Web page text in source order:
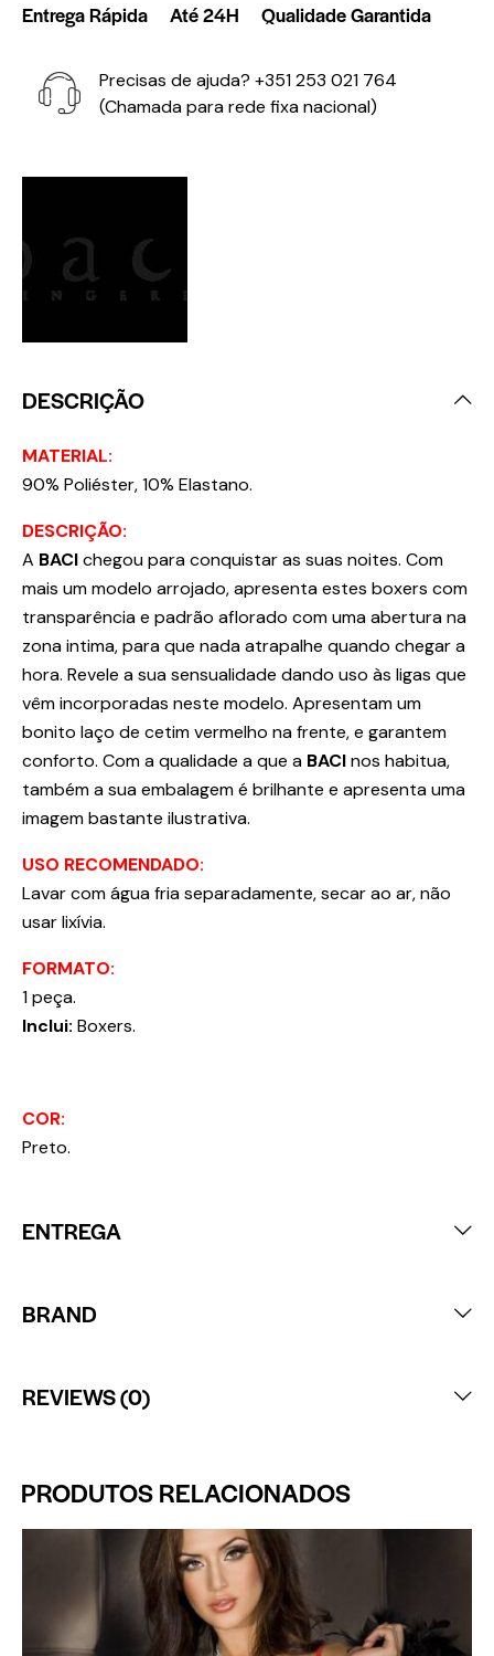
Entrega Rápida Até 24H Qualidade Garantida
Precisas de ajuda? +351 253 021 764
(Chamada para rede fixa nacional)
DESCRIÇÃO
MATERIAL:
90% Poliéster, 10% Elastano.
DESCRIÇÃO:
A BACIchegou para conquistar as suas noites. Com
mais um modelo arrojado, apresenta estes boxers com
transparência e padrão aflorado com uma abertura na
zona intima, para que nada atrapalhe quando chegar a
hora. Revele a sua sensualidade dando uso às ligas que
vêm incorporadas neste modelo. Apresentam um
bonito laço de cetim vermelho na frente, e garantem
conforto. Com a qualidade a que a BACInos habitua,
também a sua embalagem é brilhante e apresenta uma
imagem bastante ilustrativa.
USO RECOMENDADO:
Lavar com água fria separadamente, secar ao ar, não
usar lixívia.
FORMATO:
1 peça.
Inclui: Boxers.
COR:
Preto.
ENTREGA
BRAND
REVIEWS (0)
PRODUTOS RELACIONADOS